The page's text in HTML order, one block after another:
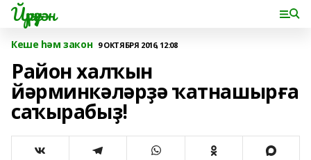
Йүрүҙән
Кеше һәм закон 9 ОКТЯБРЯ 2016, 12:08
Район халҡын
йәрминкәләрҙә ҡатнашырға
саҡырабыҙ!